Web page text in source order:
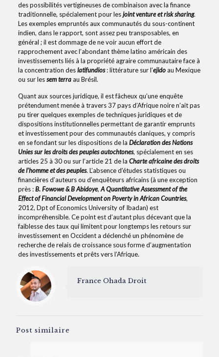
des possibilités vertigineuses de combinaison avec la finance
traditionnelle, spécialement pour lesjoint venture et risk sharing.
Les exemples empruntés aux communautés du sous-continent
indien, dans le rapport, sont assez peu transposables, en
général ; il est dommage de ne voir aucun effort de
rapprochement avec l’abondant thème latino américain des
investissements liés à la propriété agraire communautaire face à
la concentration deslatifundios: littérature sur l’ejidoau Mexique
ou sur lessem terraau Brésil.
Quant aux sources juridique, il est fâcheux qu’une enquête
prétendument menée à travers 37 pays d’Afrique noire n’ait pas
pu tirer quelques exemples de techniques juridiques et de
dispositions institutionnelles permettant de garantir emprunts
et investissement pour des communautés claniques, y compris
en se fondant sur les dispositions de la Déclaration des Nations
Unies sur les droits des peuples autochtones, spécialement en ses
articles 25 à 30 ou sur l’article 21 de la Charte africaine des droits
de l’homme et des peuples. L’absence d’études statistiques ou
financières d’auteurs ou d’enquêteurs africains (à une exception
près :B. Fowowe & B Abidoye, A Quantitative Assessment of the
Effect of Financial Development on Poverty in African Countries,
2012, Dpt of Economics University of Ibadan) est
incompréhensible. Ce point est d’autant plus décevant que la
faiblesse des taux qui limitent pour longtemps les retours sur
investissement en Occident a déclenché un phénomène de
recherche de relais de croissance sous forme d’augmentation
des investissements et prêts vers l’Afrique.
France Ohada Droit
Post similaire